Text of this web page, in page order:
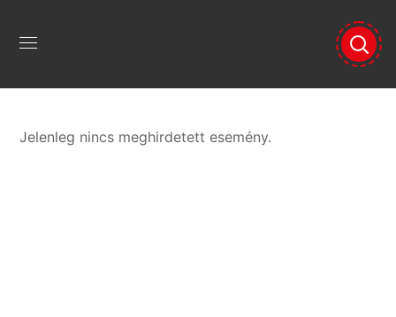
Jelenleg nincs meghirdetett esemény.